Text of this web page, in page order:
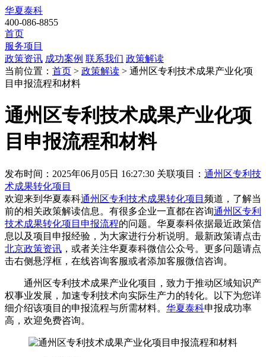
华夏泰科
400-086-8855
首页
服务项目
政策资讯 成功案例 联系我们 政策解读
当前位置： 首页 > 政策解读 > 通州区专利技术成果产业化项
目申报流程和材料
通州区专利技术成果产业化项
目申报流程和材料
发布时间：2025年06月05日 16:27:30 关联项目： 通州区专利技
术成果转化项目
欢迎来到华夏泰科通州区专利技术成果转化项目 频道，了解当
前的相关政策解读信息。有很多企业一直都在咨询通州区专利
技术成果转化项目申报流程的问题。华夏泰科依据最近政策信
息以及项目申报经验，为大家进行分析说明。最新政策请点击
北京政策资讯 ，或者关注华夏泰科微信公众号。更多问题请点
击右侧悬浮框，在线咨询客服或者添加客服微信咨询。
通州区专利技术成果产业化项目，致力于推动区域知识产
权事业发展，加速专利技术向实际生产力的转化。以下为您详
细介绍该项目的申报流程与所需材料。 华夏泰科申报成功率
高，欢迎免费咨询。